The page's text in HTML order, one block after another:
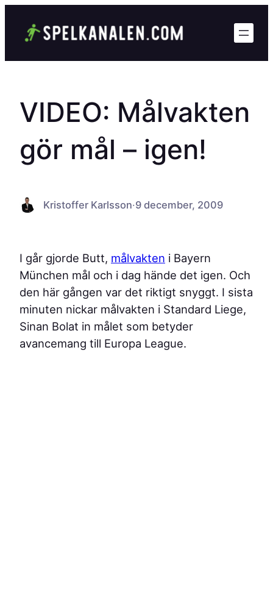
VIDEO: Målvakten
gör mål – igen!
Kristoffer Karlsson·9 december, 2009
I går gjorde Butt, målvakten i Bayern
München mål och i dag hände det igen. Och
den här gången var det riktigt snyggt. I sista
minuten nickar målvakten i Standard Liege,
Sinan Bolat in målet som betyder
avancemang till Europa League.